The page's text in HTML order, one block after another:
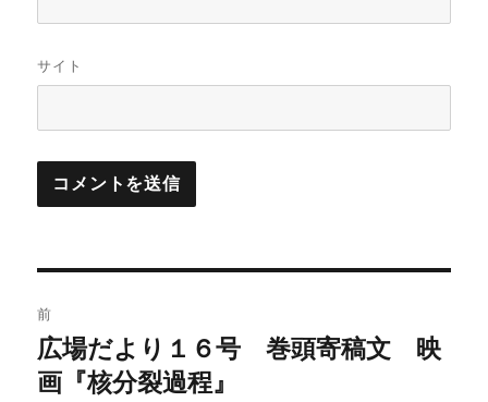
サイト
稿
ナ
前
前
の
広場だより１６号 巻頭寄稿文 映
画『核分裂過程』